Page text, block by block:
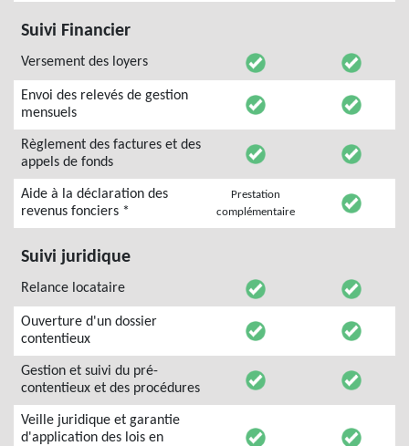
Suivi Financier
Versement des loyers
Envoi des relevés de gestion
mensuels
Règlement des factures et des
appels de fonds
Aide à la déclaration des
revenus fonciers *
Prestation
complémentaire
Suivi juridique
Relance locataire
Ouverture d'un dossier
contentieux
Gestion et suivi du pré-
contentieux et des procédures
Veille juridique et garantie
d'application des lois en